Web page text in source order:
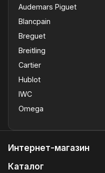
Audemars Piguet
Blancpain
Breguet
Breitling
Cartier
Hublot
IWC
Omega
Интернет-магазин
Каталог